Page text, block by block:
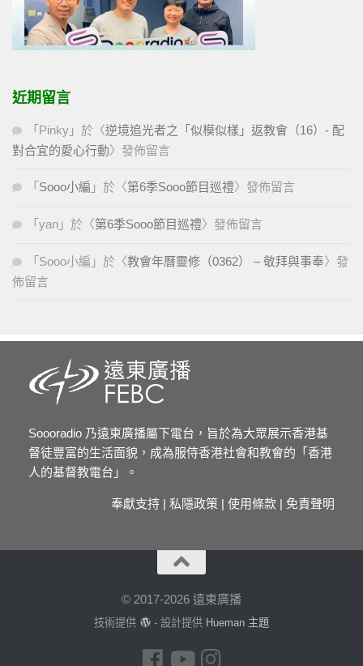
近期留言
「 Pinky 」於〈逆境追光者之「似模似樣」返教會（16）- 配
對合宜的愛心行動〉發佈留言
「 Sooo小編 」於〈第6季Sooo節目巡禮〉發佈留言
「 yan 」於〈第6季Sooo節目巡禮〉發佈留言
「 Sooo小編 」於〈教會年曆靈修（0362） – 敬拜與事奉〉發
佈留言
Soooradio 乃遠東廣播屬下電台，旨於為大眾展示香港基
督徒豐富的生活面貌，成為服侍香港社會和教會的「香港
人的基督教電台」。
奉獻支持 | 私隱政策 | 使用條款 | 免責聲明
© 2017-2026 遠東廣播
技術提供 - 設計提供 Hueman 主題